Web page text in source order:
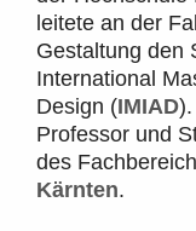
leitete an der
Gestaltung den
International
Design (IMIAD
Professor und
des
Kärnten.